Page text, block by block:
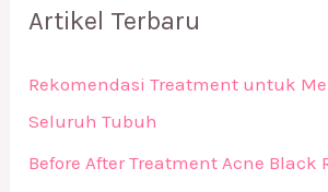
Artikel Terbaru
Rekomendasi Treatment untuk
Seluruh Tubuh
Before After Treatment Acne Black